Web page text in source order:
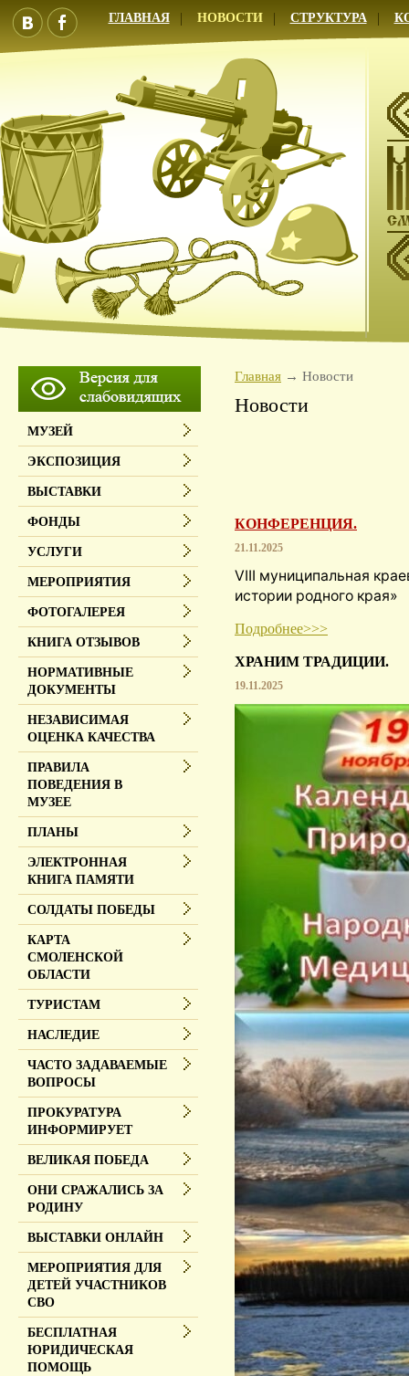
ГЛАВНАЯ НОВОСТИ СТРУКТУРА
Главная Новости
Новости
КОНФЕРЕНЦИЯ.
21.11.2025
VIII муниципальная
истории родного края»
Подробнее>>>
ХРАНИМ ТРАДИЦИИ.
19.11.2025
МУЗЕЙ
ЭКСПОЗИЦИЯ
ВЫСТАВКИ
ФОНДЫ
УСЛУГИ
МЕРОПРИЯТИЯ
ФОТОГАЛЕРЕЯ
КНИГА ОТЗЫВОВ
НОРМАТИВНЫЕ
ДОКУМЕНТЫ
НЕЗАВИСИМАЯ
ОЦЕНКА КАЧЕСТВА
ПРАВИЛА
ПОВЕДЕНИЯ В
МУЗЕЕ
ПЛАНЫ
ЭЛЕКТРОННАЯ
КНИГА ПАМЯТИ
СОЛДАТЫ ПОБЕДЫ
КАРТА
СМОЛЕНСКОЙ
ОБЛАСТИ
ТУРИСТАМ
НАСЛЕДИЕ
ЧАСТО ЗАДАВАЕМЫЕ
ВОПРОСЫ
ПРОКУРАТУРА
ИНФОРМИРУЕТ
ВЕЛИКАЯ ПОБЕДА
ОНИ СРАЖАЛИСЬ ЗА
РОДИНУ
ВЫСТАВКИ ОНЛАЙН
МЕРОПРИЯТИЯ ДЛЯ
ДЕТЕЙ УЧАСТНИКОВ
СВО
БЕСПЛАТНАЯ
ЮРИДИЧЕСКАЯ
ПОМОЩЬ